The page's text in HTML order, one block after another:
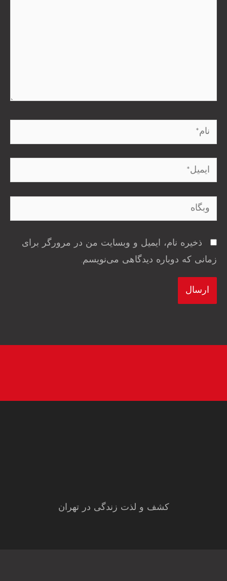
نام*
ایمیل*
وبگاه
ذخیره نام، ایمیل و وبسایت من در مرورگر برای
زمانی که دوباره دیدگاهی می‌نویسم.
کشف و لذت زندگی در تهران